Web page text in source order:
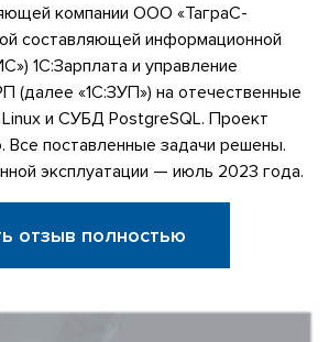
компании ООО «ТаграС-
составляющей информационной
1С:Зарплата и управление
(далее «1С:ЗУП») на отечественные
и СУБД PostgreSQL. Проект
Все поставленные задачи решены.
эксплуатации — июль 2023 года.
отзыв полностью